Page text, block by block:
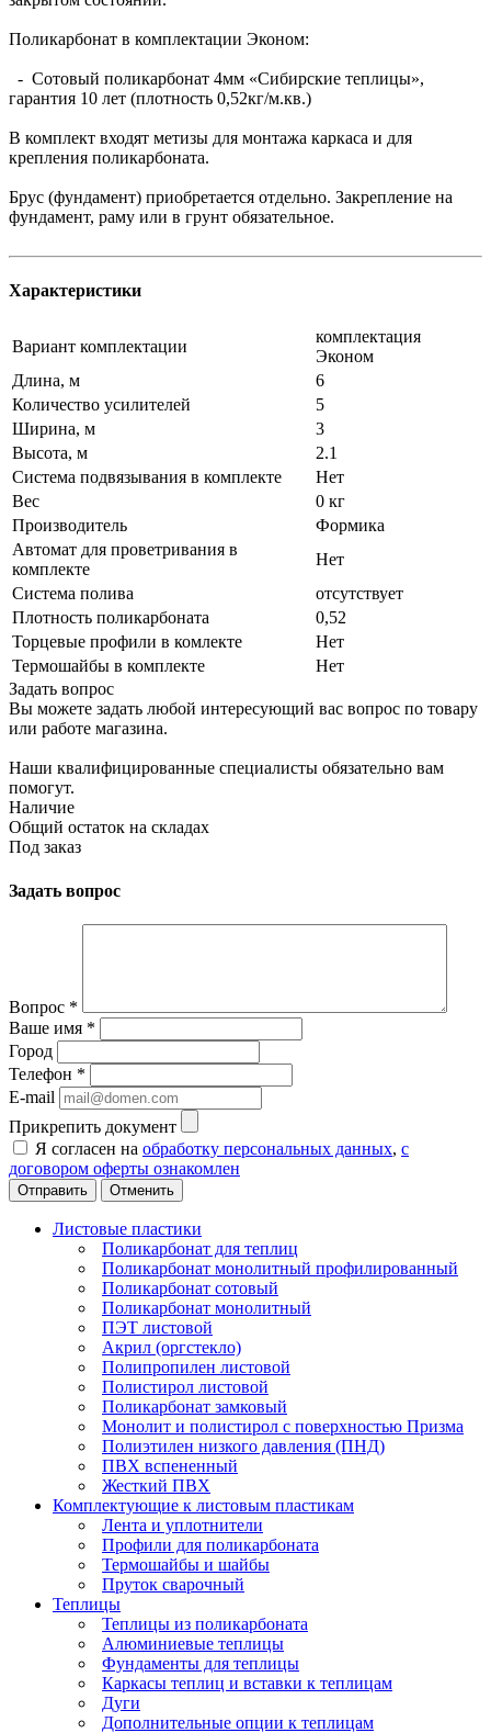
Поликарбонат в комплектации Эконом:
- Сотовый поликарбонат 4мм «Сибирские теплицы»,
гарантия 10 лет (плотность 0,52кг/м.кв.)
В комплект входят метизы для монтажа каркаса и для
крепления поликарбоната.
Брус (фундамент) приобретается отдельно. Закрепление на
фундамент, раму или в грунт обязательное.
Характеристики
Вариант комплектации
комплектация
Эконом
Длина, м
6
Количество усилителей
5
Ширина, м
3
Высота, м
2.1
Система подвязывания в комплекте
Нет
Вес
0 кг
Производитель
Формика
Автомат для проветривания в
комплекте
Нет
Система полива
отсутствует
Плотность поликарбоната
0,52
Торцевые профили в комлекте
Нет
Термошайбы в комплекте
Нет
Задать вопрос
Вы можете задать любой интересующий вас вопрос по товару
или работе магазина.
Наши квалифицированные специалисты обязательно вам
помогут.
Наличие
Общий остаток на складах
Под заказ
Задать вопрос
Вопрос *
Ваше имя *
Город
Телефон *
E-mail
Прикрепить документ
Я согласен на обработку персональных данных, с
договором оферты ознакомлен
Отменить
Листовые пластики
Поликарбонат для теплиц
Поликарбонат монолитный профилированный
Поликарбонат сотовый
Поликарбонат монолитный
ПЭТ листовой
Акрил (оргстекло)
Полипропилен листовой
Полистирол листовой
Поликарбонат замковый
Монолит и полистирол с поверхностью Призма
Полиэтилен низкого давления (ПНД)
ПВХ вспененный
Жесткий ПВХ
Комплектующие к листовым пластикам
Лента и уплотнители
Профили для поликарбоната
Термошайбы и шайбы
Пруток сварочный
Теплицы
Теплицы из поликарбоната
Алюминиевые теплицы
Фундаменты для теплицы
Каркасы теплиц и вставки к теплицам
Дуги
Дополнительные опции к теплицам